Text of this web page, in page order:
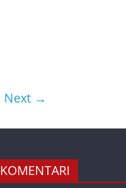
Next →
KOMENTARI